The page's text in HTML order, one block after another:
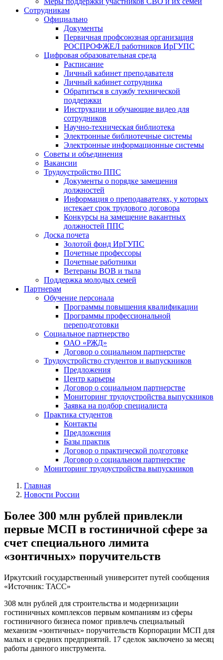
Сотрудникам
Официально
Документы
Первичная профсоюзная организация
РОСПРОФЖЕЛ работников ИрГУПС
Цифровая образовательная среда
Расписание
Личный кабинет преподавателя
Личный кабинет сотрудника
Обратиться в службу технической
поддержки
Инструкции и обучающие видео для
сотрудников
Научно-техническая библиотека
Электронные библиотечные системы
Электронные информационные системы
Советы и объединения
Вакансии
Трудоустройство ППС
Документы о порядке замещения
должностей
Информация о преподавателях, у которых
истекает срок трудового договора
Конкурсы на замещение вакантных
должностей ППС
Доска почета
Золотой фонд ИрГУПС
Почетные профессоры
Почетные работники
Ветераны ВОВ и тыла
Поддержка молодых семей
Партнерам
Обучение персонала
Программы повышения квалификации
Программы профессиональной
переподготовки
Социальное партнерство
ОАО «РЖД»
Договор о социальном партнерстве
Трудоустройство студентов и выпускников
Предложения
Центр карьеры
Договор о социальном партнерстве
Мониторинг трудоустройства выпускников
Заявка на подбор специалиста
Практика студентов
Контакты
Предложения
Базы практик
Договор о практической подготовке
Договор о социальном партнерстве
Мониторинг трудоустройства выпускников
Главная
Новости России
Более 300 млн рублей привлекли
первые МСП в гостиничной сфере за
счет специального лимита
«зонтичных» поручительств
Иркутский государственный университет путей сообщения
«Источник: ТАСС»
308 млн рублей для строительства и модернизации
гостиничных комплексов первым компаниям из сферы
гостиничного бизнеса помог привлечь специальный
механизм «зонтичных» поручительств Корпорации МСП для
малых и средних предприятий. 17 сделок заключено за месяц
работы данного инструмента.